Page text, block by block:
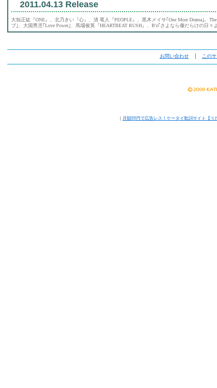
2011.04.13 Release
大知正紘『ONE』、北乃きい『心』、清 竜人『PEOPLE』、黒木メイサ｢One More Drama｣、
ブ｣、大国男児｢Love Power｣、馬場俊英『HEARTBEAT RUSH』、B'z｢さよなら傷だらけの日々
お問い合わせ│ この
｜ 月額99円で広告レス！ケータイ歌詞サイト【う